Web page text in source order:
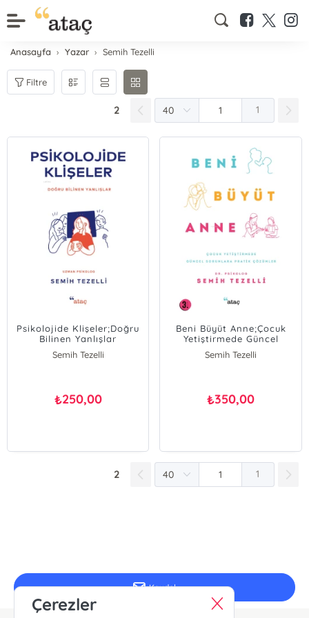
Anasayfa Yazar Semih Tezelli
Filtre
2 1
Psikolojide Klişeler;Doğru
Bilinen Yanlışlar
Semih Tezelli
₺250,00
Beni Büyüt Anne;Çocuk
Yetiştirmede Güncel
Sorunlara Pratik Çözümler
Semih Tezelli
₺350,00
2 1
Kaydol
Çerezler